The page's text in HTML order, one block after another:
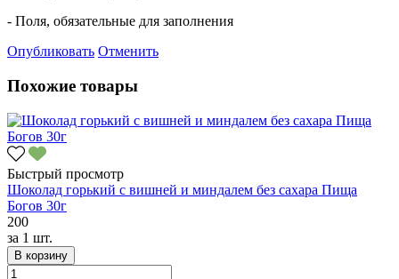
- Поля, обязательные для заполнения
Опубликовать Отменить
Похожие товары
Быстрый просмотр
Шоколад горький с вишней и миндалем без сахара Пища
Богов 30г
200
за 1 шт.
В корзину